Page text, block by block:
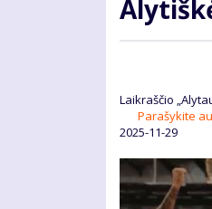
Laikraščio
Parašykite
2025-11-29